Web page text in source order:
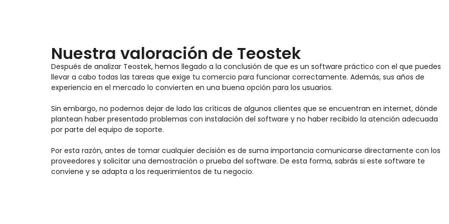
Nuestra valoración de Teostek
Después de analizar Teostek, hemos llegado a la conclusión de que es un software práctico con el que puedes
llevar a cabo todas las tareas que exige tu comercio para funcionar correctamente. Además, sus años de
experiencia en el mercado lo convierten en una buena opción para los usuarios.
Sin embargo, no podemos dejar de lado las críticas de algunos clientes que se encuentran en internet, dónde
plantean haber presentado problemas con instalación del software y no haber recibido la atención adecuada
por parte del equipo de soporte.
Por esta razón, antes de tomar cualquier decisión es de suma importancia comunicarse directamente con los
proveedores y solicitar una demostración o prueba del software. De esta forma, sabrás si este software te
conviene y se adapta a los requerimientos de tu negocio.